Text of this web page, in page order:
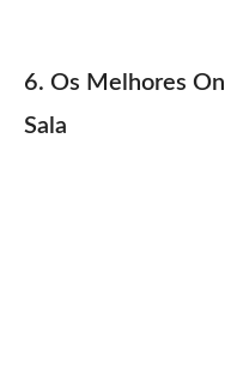
6. Os Melhores
Sala